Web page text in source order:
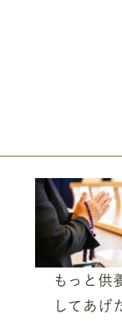
もっと供
してあげ